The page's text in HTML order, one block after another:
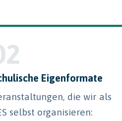
Eigenformate
die wir als
selbst organisieren: